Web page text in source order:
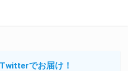
でお届け！